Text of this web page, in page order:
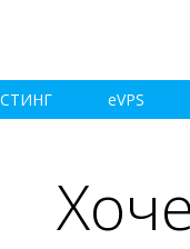
eVPS